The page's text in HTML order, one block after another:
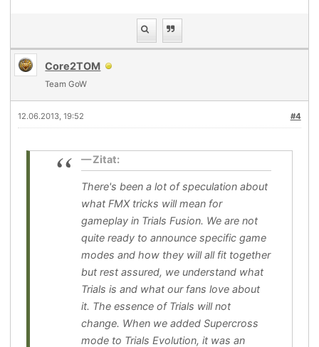
Core2TOM
Team GoW
#4
12.06.2013, 19:52
Zitat:
There's been a lot of speculation about
what FMX tricks will mean for
gameplay in Trials Fusion. We are not
quite ready to announce specific game
modes and how they will all fit together
but rest assured, we understand what
Trials is and what our fans love about
it. The essence of Trials will not
change. When we added Supercross
mode to Trials Evolution, it was an